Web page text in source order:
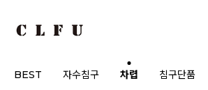
BEST 자수침구 차렵 침구단품